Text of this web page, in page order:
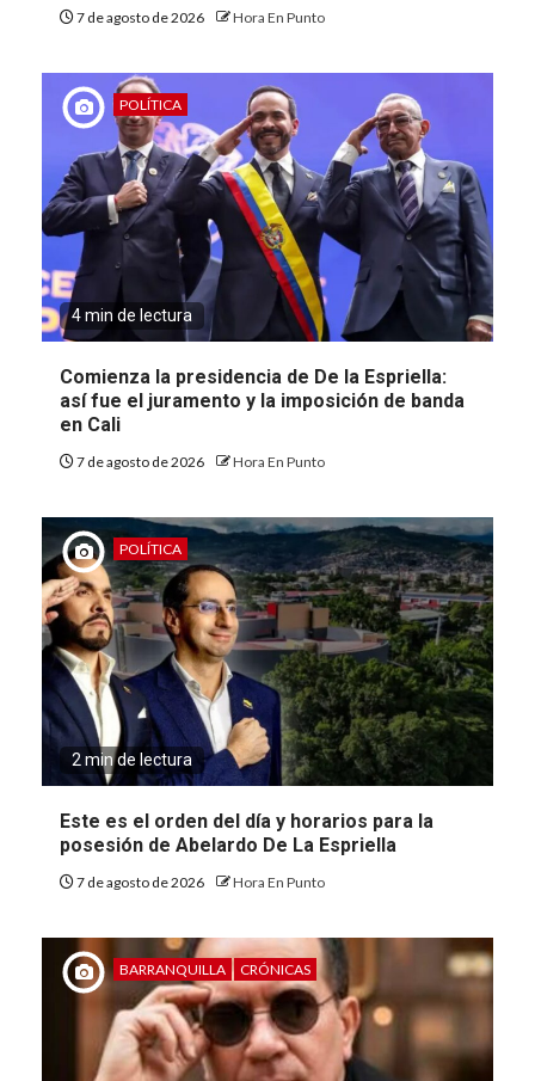
7 de agosto de 2026 Hora En Punto
POLÍTICA
4 min de lectura
Comienza la presidencia de De la Espriella:
así fue el juramento y la imposición de banda
en Cali
7 de agosto de 2026 Hora En Punto
POLÍTICA
2 min de lectura
Este es el orden del día y horarios para la
posesión de Abelardo De La Espriella
7 de agosto de 2026 Hora En Punto
BARRANQUILLA CRÓNICAS